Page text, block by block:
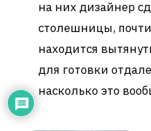
на них дизайнер
столешницы,
находится
для готовки
насколько это